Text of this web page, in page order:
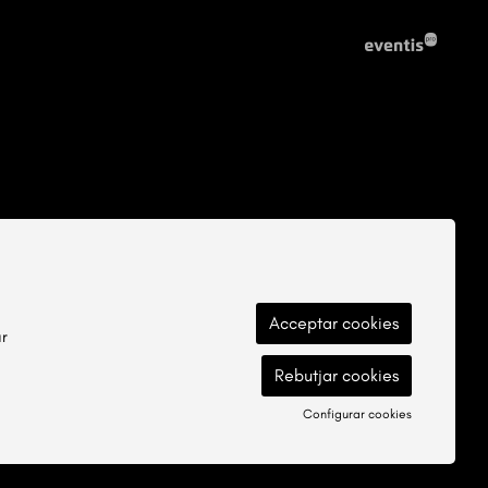
Acceptar cookies
Rebutjar cookies
Configurar cookies